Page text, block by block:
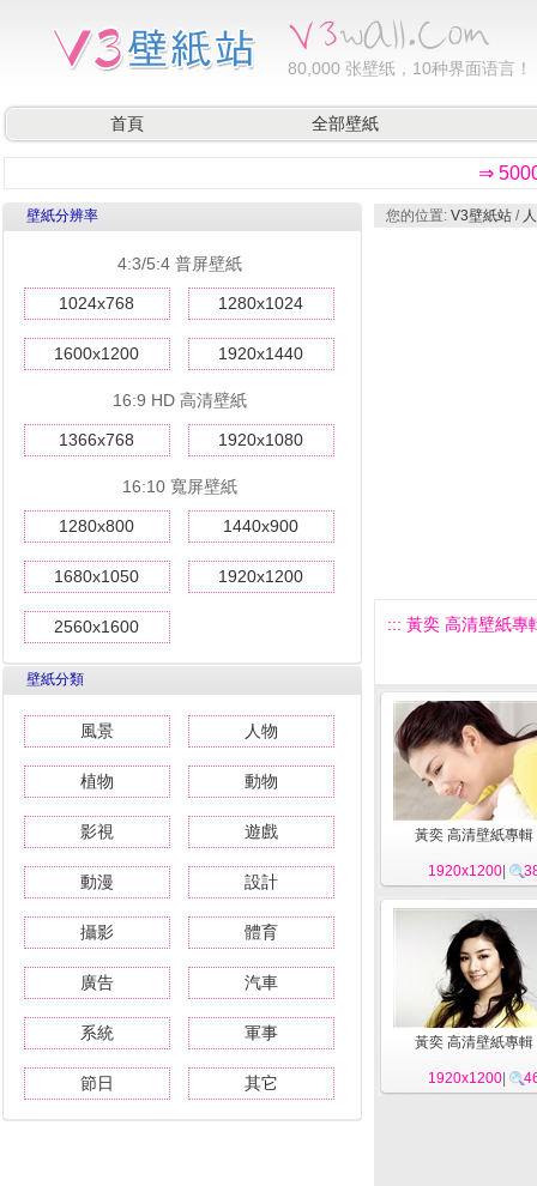
80,000 张壁纸，10种界面语言！
首頁 全部壁紙
⇒
壁紙分辨率
4:3/5:4 普屏壁紙
1024x768 1280x1024
1600x1200 1920x1440
16:9 HD 高清壁紙
1366x768 1920x1080
16:10 寬屏壁紙
1280x800 1440x900
1680x1050 1920x1200
2560x1600
壁紙分類
風景 人物
植物 動物
影視 遊戲
動漫 設計
攝影 體育
廣告 汽車
系統 軍事
節日 其它
您的位置: V3壁紙站 /
::: 黃奕 高清壁紙專
黃奕 高清壁紙專
1920x1200
黃奕 高清壁紙專
1920x1200